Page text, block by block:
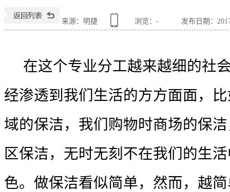
来源：明捷 浏览： - 发布日期：
在这个专业分工越来越细的社
经渗透到我们生活的方方面面，
域的保洁，我们购物时商场的保
区保洁，无时无刻不在我们的生
色。做保洁看似简单，然而，越